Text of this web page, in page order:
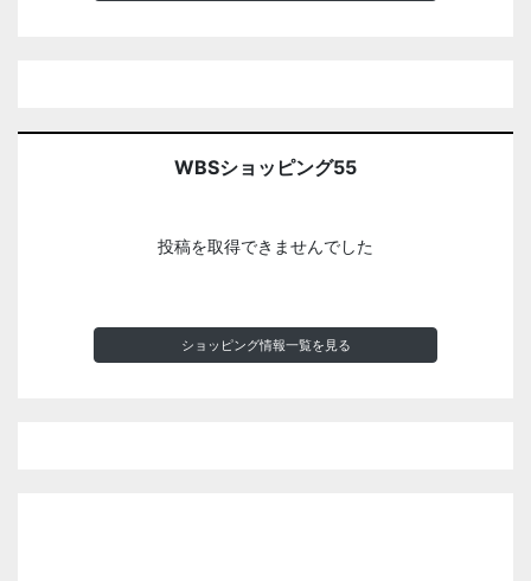
WBSショッピング55
投稿を取得できませんでした
ショッピング情報一覧を見る